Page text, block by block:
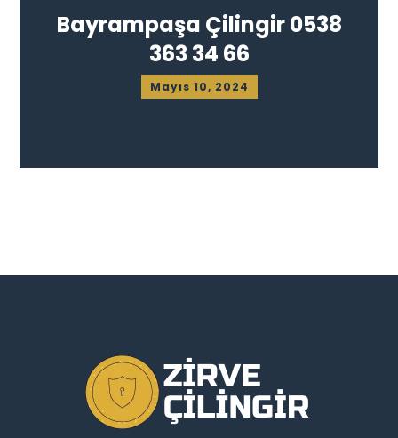
Bayrampaşa Çilingir 0538
363 34 66
Mayıs 10, 2024